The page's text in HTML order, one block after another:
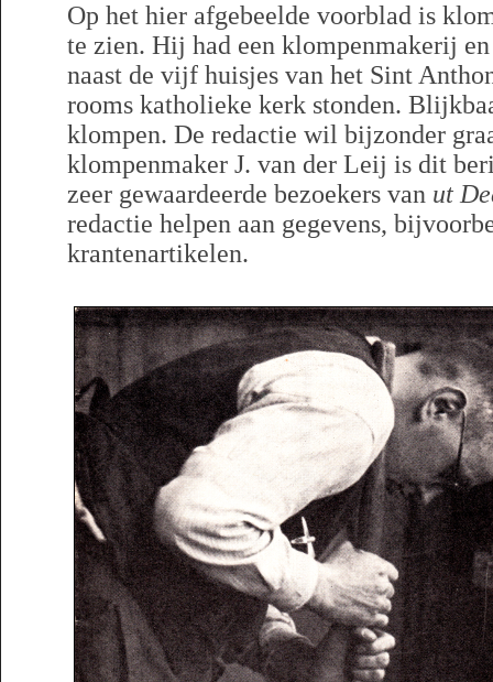
Op het hier afgebeelde voorblad is
te zien. Hij had een klompenmakerij
naast de vijf huisjes van het Sint
rooms katholieke kerk stonden.
klompen. De redactie wil bijzonder
klompenmaker J. van der Leij is dit
zeer gewaardeerde bezoekers van ut
redactie helpen aan gegevens,
krantenartikelen.